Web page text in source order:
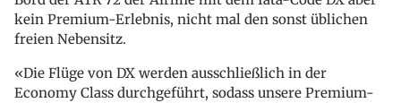
kein Premium-Erlebnis, nicht mal den sonst üblichen
freien Nebensitz.
«Die Flüge von DX werden ausschließlich in der
Economy Class durchgeführt, sodass unsere Premium-